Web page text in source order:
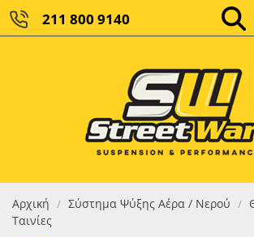
211 800 9140
ΚΑΘΑΡΌ
ΤΕΛΙΚΌ
Αρχική / Σύστημα Ψύξης Αέρα / Νερού /
Ταινίες